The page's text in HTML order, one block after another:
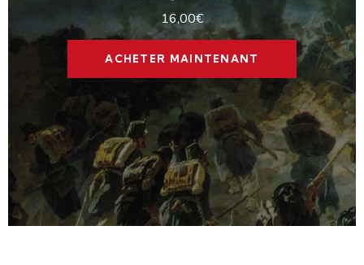
16,00€
ACHETER MAINTENANT